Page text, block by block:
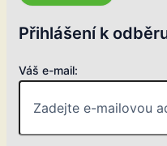
Přihlášení k
Váš e-mail: